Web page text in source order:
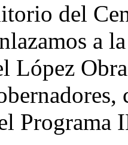
del
a
López
Programa